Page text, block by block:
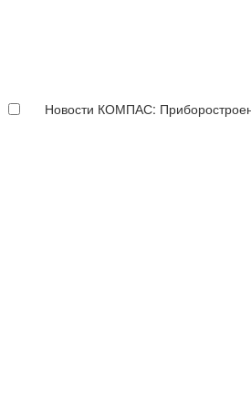
Новости КОМПАС: